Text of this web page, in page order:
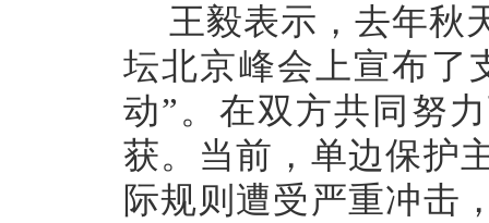
王毅表示，去年秋
坛北京峰会上宣布了
动”。在双方共同努
获。当前，单边保护
际规则遭受严重冲击